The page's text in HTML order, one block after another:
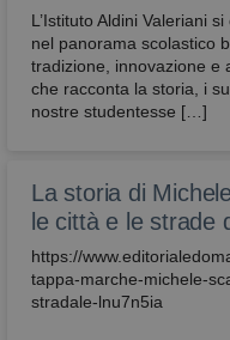
L’Istituto Aldini Valeriani
nel panorama scolastico
tradizione, innovazione e
che racconta la storia, i
nostre studentesse […]
La storia di
le città e le strade
https://
tappa-marche-michele-
stradale-lnu7n5ia